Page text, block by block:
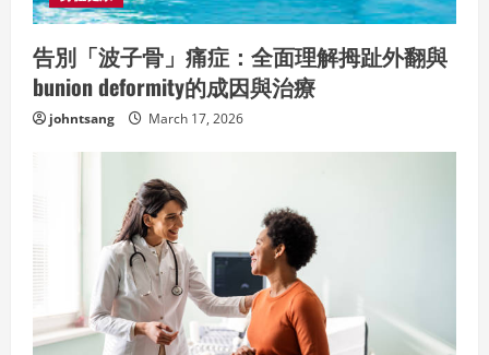
告別「波子骨」痛症：全面理解拇趾外翻與
bunion deformity的成因與治療
johntsang March 17, 2026